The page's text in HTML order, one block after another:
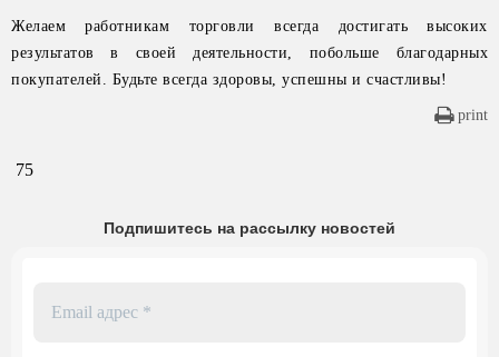
Желаем работникам торговли всегда достигать высоких
результатов в своей деятельности, побольше благодарных
покупателей. Будьте всегда здоровы, успешны и счастливы!
print
75
Подпишитесь на рассылку новостей